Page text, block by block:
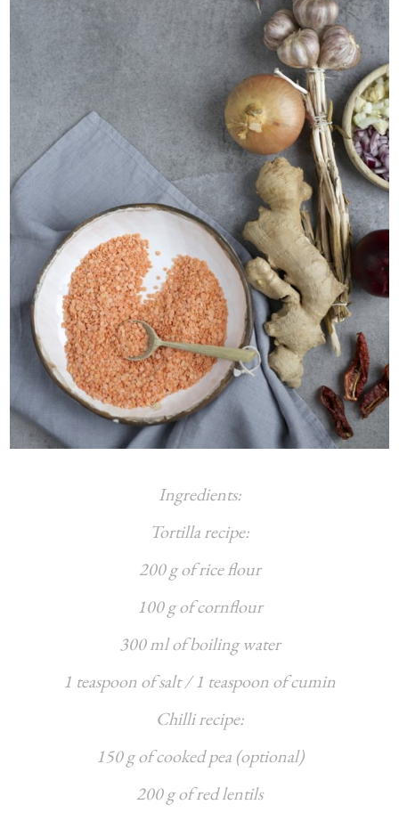
Ingredients:
Tortilla recipe:
200 g of rice flour
100 g of cornflour
300 ml of boiling water
1 teaspoon of salt / 1 teaspoon of cumin
Chilli recipe:
150 g of cooked pea (optional)
200 g of red lentils